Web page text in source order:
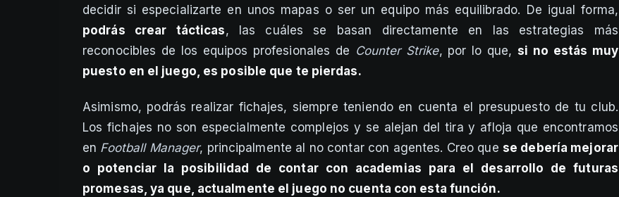
decidir si especializarte en unos mapas o ser un equipo más equilibrado. De igual forma,
podrás crear tácticas, las cuáles se basan directamente en las estrategias más
reconocibles de los equipos profesionales de Counter Strike, por lo que, si no estás muy
puesto en el juego, es posible que te pierdas.
Asimismo, podrás realizar fichajes, siempre teniendo en cuenta el presupuesto de tu club.
Los fichajes no son especialmente complejos y se alejan del tira y afloja que encontramos
en Football Manager, principalmente al no contar con agentes. Creo que se debería mejorar
o potenciar la posibilidad de contar con academias para el desarrollo de futuras
promesas, ya que, actualmente el juego no cuenta con esta función.